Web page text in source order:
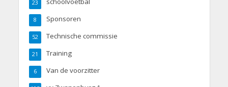
23
Sponsoren
8
Technische commissie
52
Training
21
Van de voorzitter
6